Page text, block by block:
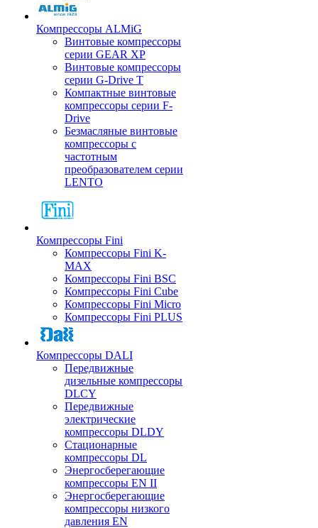
Компрессоры ALMiG
Винтовые компрессоры
серии GEAR XP
Винтовые компрессоры
серии G-Drive T
Компактные винтовые
компрессоры серии F-
Drive
Безмасляные винтовые
компрессоры с
частотным
преобразователем серии
LENTO
Компрессоры Fini
Компрессоры Fini K-
MAX
Компрессоры Fini BSC
Компрессоры Fini Cube
Компрессоры Fini Micro
Компрессоры Fini PLUS
Компрессоры DALI
Передвижные
дизельные компрессоры
DLCY
Передвижные
электрические
компрессоры DLDY
Стационарные
компрессоры DL
Энергосберегающие
компрессоры EN II
Энергосберегающие
компрессоры низкого
давления EN